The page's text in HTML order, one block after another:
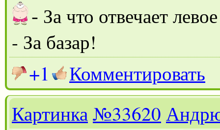
- За что отвечает
- За базар!
+1
Комментировать
Картинка№33620